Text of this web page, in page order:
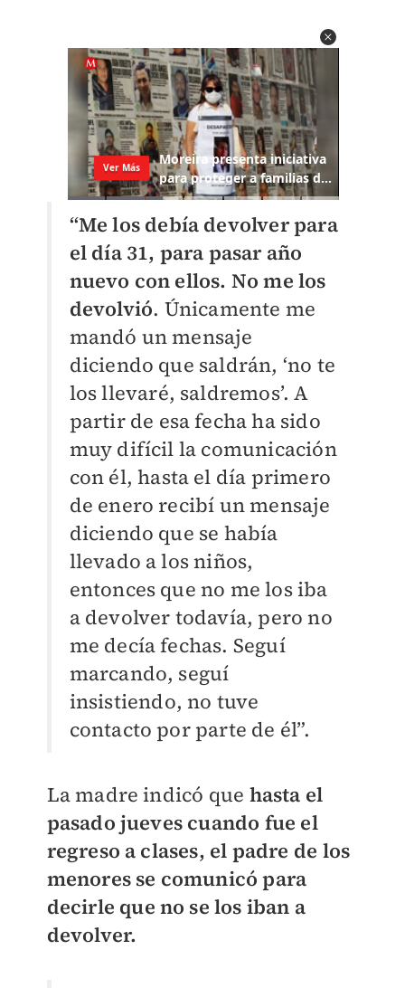
“Me los debía devolver para
el día 31, para pasar año
nuevo con ellos. No me los
devolvió. Únicamente me
mandó un mensaje
diciendo que saldrán, ‘no te
los llevaré, saldremos’. A
partir de esa fecha ha sido
muy difícil la comunicación
con él, hasta el día primero
de enero recibí un mensaje
diciendo que se había
llevado a los niños,
entonces que no me los iba
a devolver todavía, pero no
me decía fechas. Seguí
marcando, seguí
insistiendo, no tuve
contacto por parte de él”.
La madre indicó que hasta el
pasado jueves cuando fue el
regreso a clases, el padre de los
menores se comunicó para
decirle que no se los iban a
devolver.